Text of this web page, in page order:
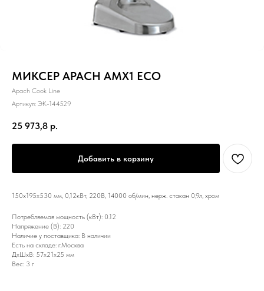
МИКСЕР APACH AMX1 ECO
Apach Cook Line
Артикул: ЭК-144529
25 973,8 р.
Добавить в корзину
150х195х530 мм, 0,12кВт, 220В, 14000 об/мин, нерж. стакан 0,9л, хром
Потребляемая мощность (кВт): 0.12
Напряжение (В): 220
Наличие у поставщика: В наличии
Есть на складе: г.Москва
ДxШxВ: 57x21x25 мм
Вес: 3 г